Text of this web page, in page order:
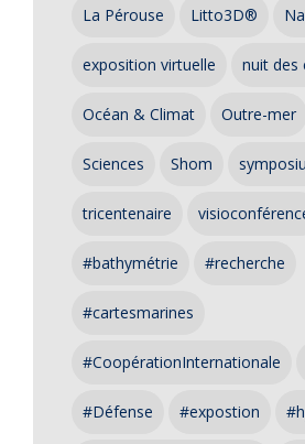
La Pérouse Litto3D®
exposition virtuelle nuit des
Océan & Climat Outre-mer
Sciences Shom
tricentenaire
#bathymétrie #recherche
#cartesmarines
#CoopérationInternationale
#Défense #expostion